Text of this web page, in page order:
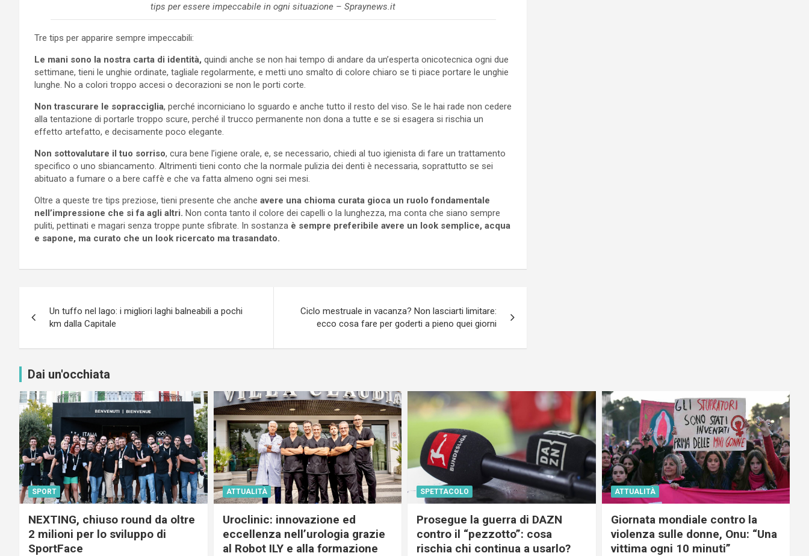
tips per essere impeccabile in ogni situazione – Spraynews.it
Tre tips per apparire sempre impeccabili:
Le mani sono la nostra carta di identità, quindi anche se non hai tempo di andare da un’esperta onicotecnica ogni due
settimane, tieni le unghie ordinate, tagliale regolarmente, e metti uno smalto di colore chiaro se ti piace portare le unghie
lunghe. No a colori troppo accesi o decorazioni se non le porti corte.
Non trascurare le sopracciglia, perché incorniciano lo sguardo e anche tutto il resto del viso. Se le hai rade non cedere
alla tentazione di portarle troppo scure, perché il trucco permanente non dona a tutte e se si esagera si rischia un
effetto artefatto, e decisamente poco elegante.
Non sottovalutare il tuo sorriso, cura bene l’igiene orale, e, se necessario, chiedi al tuo igienista di fare un trattamento
specifico o uno sbiancamento. Altrimenti tieni conto che la normale pulizia dei denti è necessaria, soprattutto se sei
abituato a fumare o a bere caffè e che va fatta almeno ogni sei mesi.
Oltre a queste tre tips preziose, tieni presente che anche avere una chioma curata gioca un ruolo fondamentale
nell’impressione che si fa agli altri. Non conta tanto il colore dei capelli o la lunghezza, ma conta che siano sempre
puliti, pettinati e magari senza troppe punte sfibrate. In sostanza è sempre preferibile avere un look semplice, acqua
e sapone, ma curato che un look ricercato ma trasandato.
articoli
Un tuffo nel lago: i migliori laghi balneabili a pochi
km dalla Capitale
Ciclo mestruale in vacanza? Non lasciarti limitare:
ecco cosa fare per goderti a pieno quei giorni
Dai un'occhiata
SPORT
NEXTING, chiuso round da oltre
2 milioni per lo sviluppo di
SportFace
ATTUALITÀ
Uroclinic: innovazione ed
eccellenza nell’urologia grazie
al Robot ILY e alla formazione
SPETTACOLO
Prosegue la guerra di DAZN
contro il “pezzotto”: cosa
rischia chi continua a usarlo?
ATTUALITÀ
Giornata mondiale contro la
violenza sulle donne, Onu: “Una
vittima ogni 10 minuti”